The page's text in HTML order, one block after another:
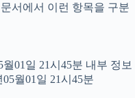
서에서 이런 항목을 구분
01일 21시45분 내부 정보
월01일 21시45분